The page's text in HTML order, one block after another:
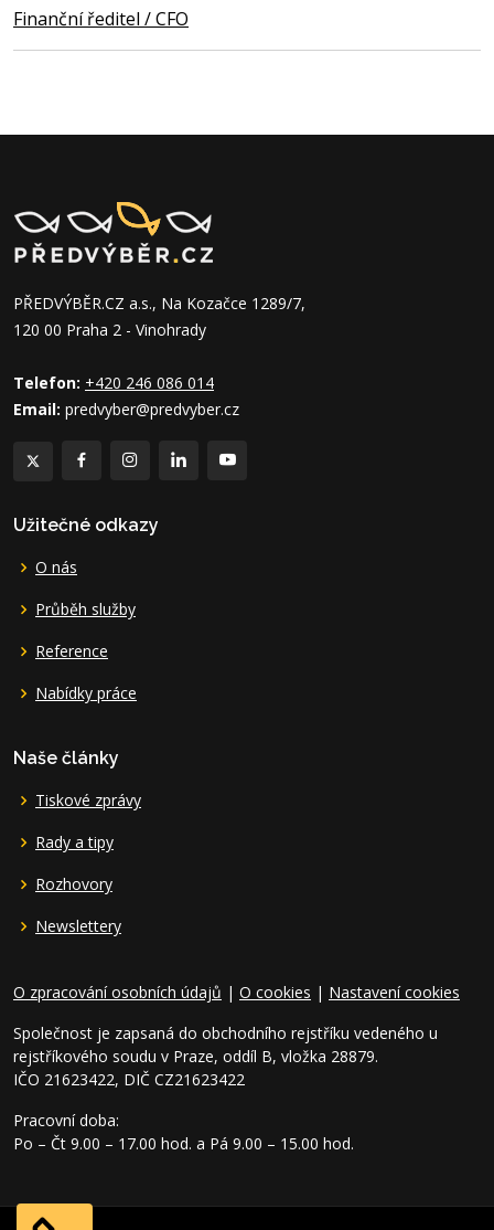
Finanční ředitel / CFO
PŘEDVÝBĚR.CZ a.s., Na Kozačce 1289/7,
120 00 Praha 2 - Vinohrady
Telefon: +420 246 086 014
Email: predvyber@predvyber.cz
Užitečné odkazy
O nás
Průběh služby
Reference
Nabídky práce
Naše články
Tiskové zprávy
Rady a tipy
Rozhovory
Newslettery
O zpracování osobních údajů | O cookies | Nastavení cookies
Společnost je zapsaná do obchodního rejstříku vedeného u
rejstříkového soudu v Praze, oddíl B, vložka 28879.
IČO 21623422, DIČ CZ21623422
Pracovní doba:
Po – Čt 9.00 – 17.00 hod. a Pá 9.00 – 15.00 hod.